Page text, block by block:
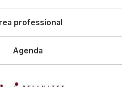
professional
Agenda